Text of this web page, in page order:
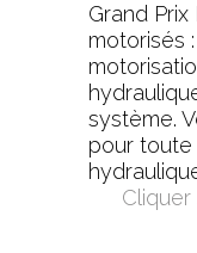
Grand Prix
motorisés
système.
pour toute